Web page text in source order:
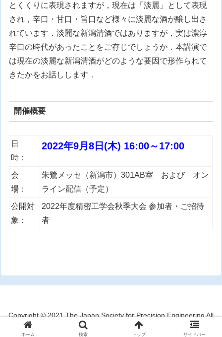
とくくりに表現されますが，現在は「淡麗」として表現
され，辛口・甘口・旨口など様々に淡麗な酒が醸し出さ
れています．淡麗な新潟清酒ではありますが，実は濃淳
辛口の時代があったことをご存じでしょうか．本講演で
は現在の淡麗な新潟清酒がどのような要因で形作られて
きたかをお話しします．
開催概要
日
時：
2022年9月8日(木) 16:00～17:00
会
場：
朱鷺メッセ（新潟市）301AB室 および オン
ライン配信（予定）
公開対
象：
2022年度精密工学会秋季大会 参加者・ご招待
者
Copyright © 2021 The Japan Society for Precision Engineering All
Rights Reserved.
ホーム 検索 トップ サイドバー